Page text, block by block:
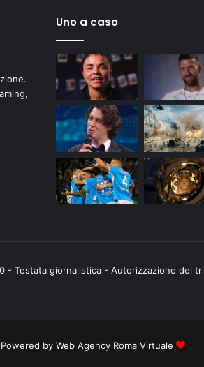
Uno a caso
- Testata giornalistica - Autorizzazione del
by Web Agency Roma Virtuale